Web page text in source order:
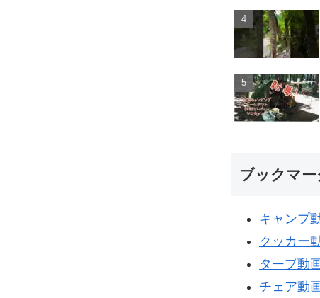
ブックマー
キャンプ
クッカー
タープ動
チェア動